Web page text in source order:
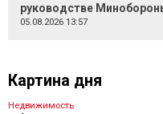
руководстве
05.08.2026 13:57
Картина дня
Недвижимость